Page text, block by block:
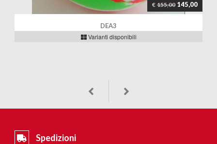
€ 155,00 145,00
DEA3
Varianti disponibili
Spedizioni